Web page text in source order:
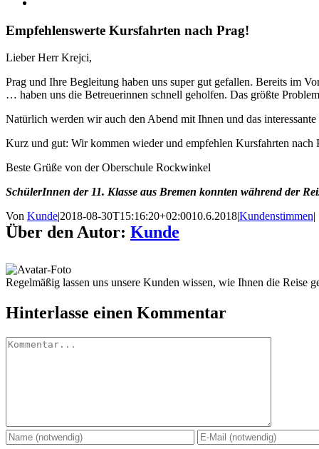
Empfehlenswerte Kursfahrten nach Prag!
Lieber Herr Krejci,
Prag und Ihre Begleitung haben uns super gut gefallen. Bereits im
… haben uns die Betreuerinnen schnell geholfen. Das größte
Natürlich werden wir auch den Abend mit Ihnen und das
Kurz und gut: Wir kommen wieder und empfehlen Kursfahrten nach
Beste Grüße von der Oberschule Rockwinkel
SchülerInnen der 11. Klasse aus Bremen konnten während der
Von Kunde|2018-08-30T15:16:20+02:0010.6.2018|Kundenstimmen|
Über den Autor: Kunde
Regelmäßig lassen uns unsere Kunden wissen, wie Ihnen die Reise
Hinterlasse einen Kommentar
Kommentar